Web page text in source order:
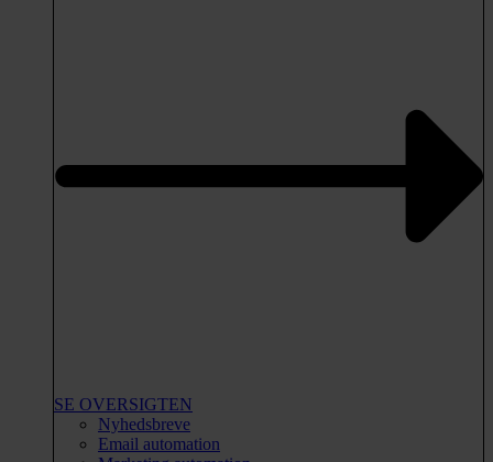
SE OVERSIGTEN
Nyhedsbreve
Email automation